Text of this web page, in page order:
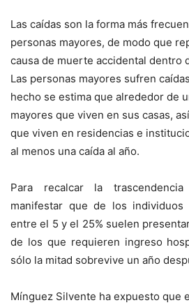
Las caídas son la forma más
personas mayores, de modo que
causa de muerte accidental dentro
Las personas mayores sufren
hecho se estima que alrededor de
mayores que viven en sus casas,
que viven en residencias e
al menos una caída al año.
Para recalcar la
manifestar que de los
entre el 5 y el 25% suelen
de los que requieren ingreso
sólo la mitad sobrevive un año
Mínguez Silvente ha expuesto que